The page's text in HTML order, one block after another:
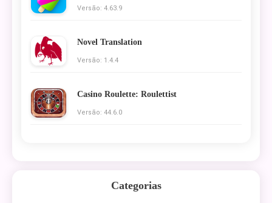
Versão: 4.63.9
Novel Translation
Versão: 1.4.4
Casino Roulette: Roulettist
Versão: 44.6.0
Categorias